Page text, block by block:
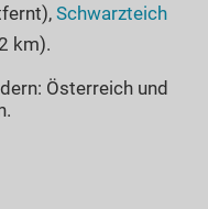
Schwarzteich
km).
Österreich und